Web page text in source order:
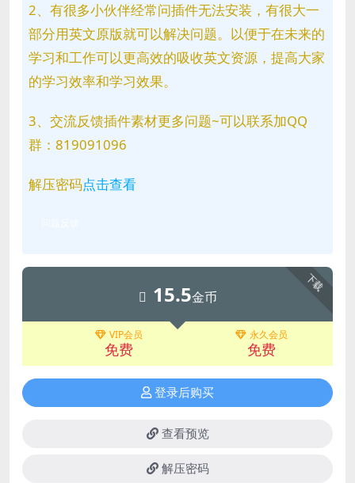
2、有很多小伙伴经常问插件无法安装，有很大一
部分用英文原版就可以解决问题。以便于在未来的
学习和工作可以更高效的吸收英文资源，提高大家
的学习效率和学习效果。
3、交流反馈插件素材更多问题~可以联系加QQ
群：819091096
解压密码点击查看
下载
15.5金币
VIP会员
免费
永久会员
免费
登录后购买
查看预览
解压密码